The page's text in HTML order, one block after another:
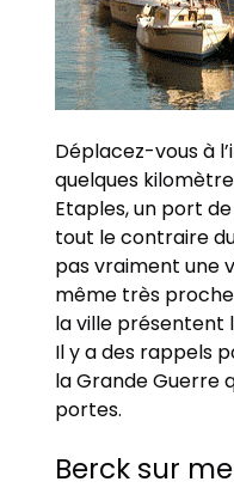
Déplacez-vous à
quelques
Etaples, un port
tout le contraire
pas vraiment une
même très
la ville présentent
Il y a des rappels
la Grande Guerre
portes.
Berck sur